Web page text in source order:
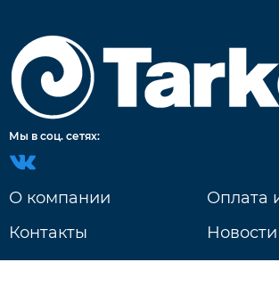
Мы в соц. сетях:
О компании
Контакты
Оплата